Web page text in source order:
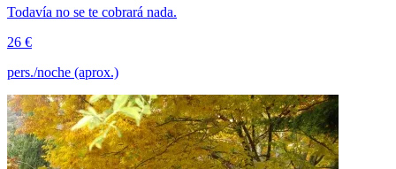
Todavía no se te cobrará nada.
26 €
pers./noche (aprox.)